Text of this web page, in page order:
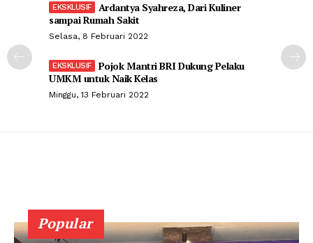
Ardantya Syahreza, Dari Kuliner
sampai Rumah Sakit
Selasa, 8 Februari 2022
Pojok Mantri BRI Dukung Pelaku
UMKM untuk Naik Kelas
Minggu, 13 Februari 2022
Popular